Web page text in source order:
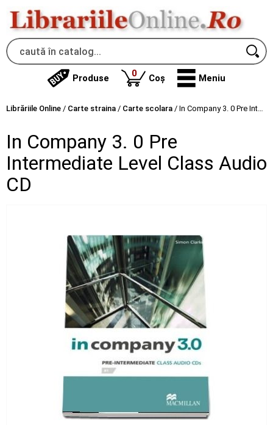
Produse 0produse
Coș Meniu
Librăriile Online / Carte straina / Carte scolara / In Company 3. 0 Pre Intermediate Level Class Audio CD
In Company 3. 0 Pre
Intermediate Level Class Audio
CD